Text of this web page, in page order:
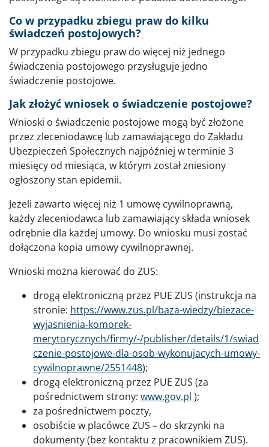
Co w przypadku zbiegu praw do kilku
świadczeń postojowych?
W przypadku zbiegu praw do więcej niż jednego
świadczenia postojowego przysługuje jedno
świadczenie postojowe.
Jak złożyć wniosek o świadczenie postojowe?
Wnioski o świadczenie postojowe mogą być złożone
przez zleceniodawcę lub zamawiającego do Zakładu
Ubezpieczeń Społecznych najpóźniej w terminie 3
miesięcy od miesiąca, w którym został zniesiony
ogłoszony stan epidemii.
Jeżeli zawarto więcej niż 1 umowę cywilnoprawną,
każdy zleceniodawca lub zamawiający składa wniosek
odrębnie dla każdej umowy. Do wniosku musi zostać
dołączona kopia umowy cywilnoprawnej.
Wnioski można kierować do ZUS:
drogą elektroniczną przez PUE ZUS (instrukcja na
stronie: https://www.zus.pl/baza-wiedzy/biezace-
wyjasnienia-komorek-
merytorycznych/firmy/-/publisher/details/1/swiad
czenie-postojowe-dla-osob-wykonujacych-umowy-
cywilnoprawne/2551448);
drogą elektroniczną przez PUE ZUS (za
pośrednictwem strony: www.gov.pl );
za pośrednictwem poczty,
osobiście w placówce ZUS – do skrzynki na
dokumenty (bez kontaktu z pracownikiem ZUS).